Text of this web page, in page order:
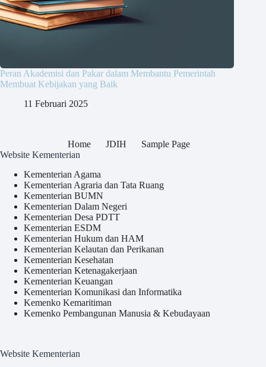
Peran Akademisi dan Pakar dalam Membantu Pemerintah
Membuat Kebijakan yang Baik
11 Februari 2025
Home JDIH
Sample Page
Website Kementerian
Kementerian Agama
Kementerian Agraria dan Tata Ruang
Kementerian BUMN
Kementerian Dalam Negeri
Kementerian Desa PDTT
Kementerian ESDM
Kementerian Hukum dan HAM
Kementerian Kelautan dan Perikanan
Kementerian Kesehatan
Kementerian Ketenagakerjaan
Kementerian Keuangan
Kementerian Komunikasi dan Informatika
Kemenko Kemaritiman
Kemenko Pembangunan Manusia & Kebudayaan
Website Kementerian